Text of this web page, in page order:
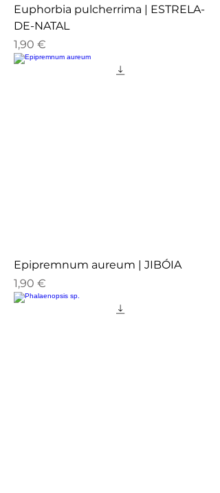
Euphorbia pulcherrima | ESTRELA-
DE-NATAL
Preço
1,90 €
Epipremnum aureum | JIBÓIA
Preço
1,90 €